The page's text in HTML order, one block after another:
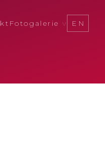
Fotogalerie EN